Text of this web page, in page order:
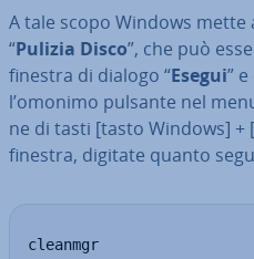
A tale scopo Windows
“Pulizia Disco”, che può
finestra di dialogo “Esegui”
l’omonimo pulsante nel
ne di tasti [tasto Windows] +
finestra, digitate quanto
cleanmgr